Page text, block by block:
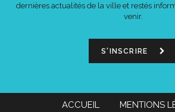
dernières actualités de la ville et restés
venir.
S'INSCRIRE
ACCUEIL MENTIONS